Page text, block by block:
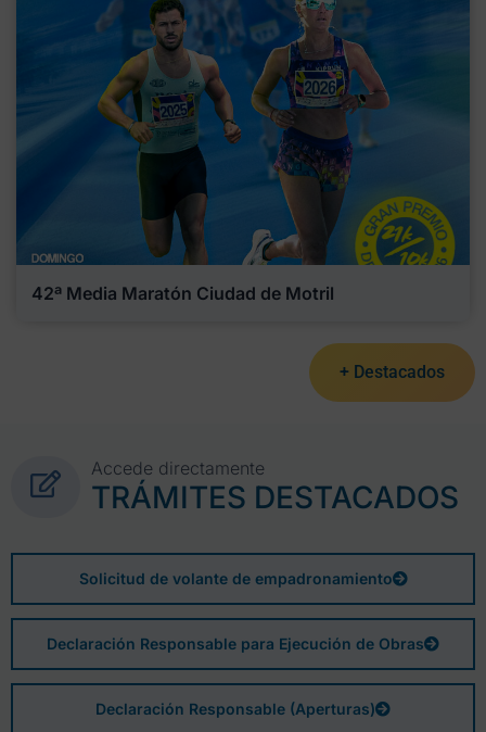
42ª Media Maratón Ciudad de Motril
+ Destacados
Accede directamente
TRÁMITES DESTACADOS
Solicitud de volante de empadronamiento
Declaración Responsable para Ejecución de Obras
Declaración Responsable (Aperturas)